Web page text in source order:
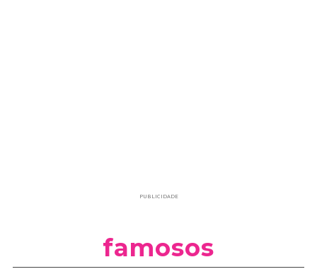
PUBLICIDADE
famosos